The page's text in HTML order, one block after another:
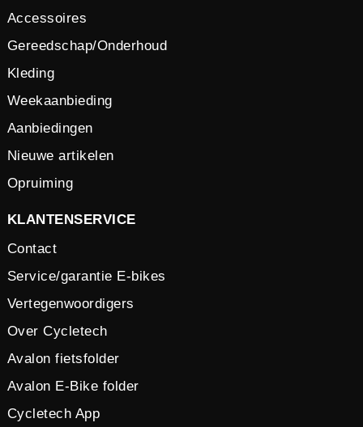
Accessoires
Gereedschap/Onderhoud
Kleding
Weekaanbieding
Aanbiedingen
Nieuwe artikelen
Opruiming
KLANTENSERVICE
Contact
Service/garantie E-bikes
Vertegenwoordigers
Over Cycletech
Avalon fietsfolder
Avalon E-Bike folder
Cycletech App